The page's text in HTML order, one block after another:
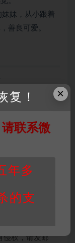
妹妹，从小跟着
善良可爱。
险，如遇到无
不限速下载神
使用，请勿
并同意受本
规。
侵权，请发邮
×
复！
联系微
年多
的支